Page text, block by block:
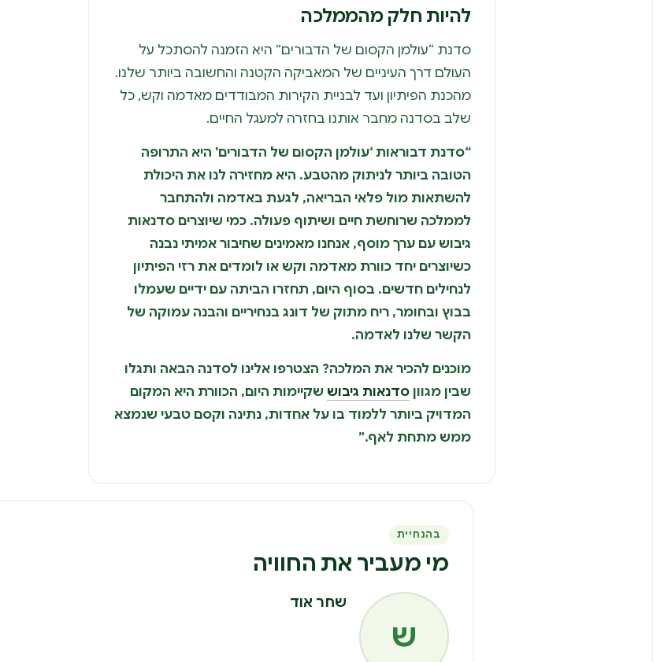
להיות חלק מהממלכה
סדנת “עולמן הקסום של הדבורים” היא הזמנה להסתכל על
העולם דרך העיניים של המאביקה הקטנה והחשובה ביותר שלנו.
מהכנת הפיתיון ועד לבניית הקירות המבודדים מאדמה וקש, כל
שלב בסדנה מחבר אותנו בחזרה למעגל החיים.
“סדנת דבוראות ‘עולמן הקסום של הדבורים’ היא התרופה
הטובה ביותר לניתוק מהטבע. היא מחזירה לנו את היכולת
להשתאות מול פלאי הבריאה, לגעת באדמה ולהתחבר
לממלכה שרוחשת חיים ושיתוף פעולה. כמי שיוצרים סדנאות
גיבוש עם ערך מוסף, אנחנו מאמינים שחיבור אמיתי נבנה
כשיוצרים יחד כוורת מאדמה וקש או לומדים את רזי הפיתיון
לנחילים חדשים. בסוף היום, תחזרו הביתה עם ידיים שעמלו
בבוץ ובחומר, ריח מתוק של דונג בנחיריים והבנה עמוקה של
הקשר שלנו לאדמה.
מוכנים להכיר את המלכה? הצטרפו אלינו לסדנה הבאה ותגלו
שבין מגוון סדנאות גיבוש שקיימות היום, הכוורת היא המקום
המדויק ביותר ללמוד בו על אחדות, נתינה וקסם טבעי שנמצא
ממש מתחת לאף.”
בהנחיית
מי מעביר את החוויה
ש
שחר אוד